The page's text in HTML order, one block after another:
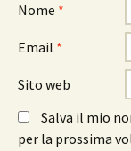
Nome *
Email *
Sito web
Salva il mio
per la prossima